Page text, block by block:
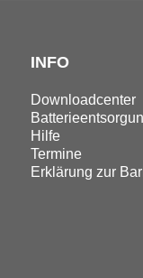
INFO
Downloadcenter
Hilfe
Termine
Erklärung zur